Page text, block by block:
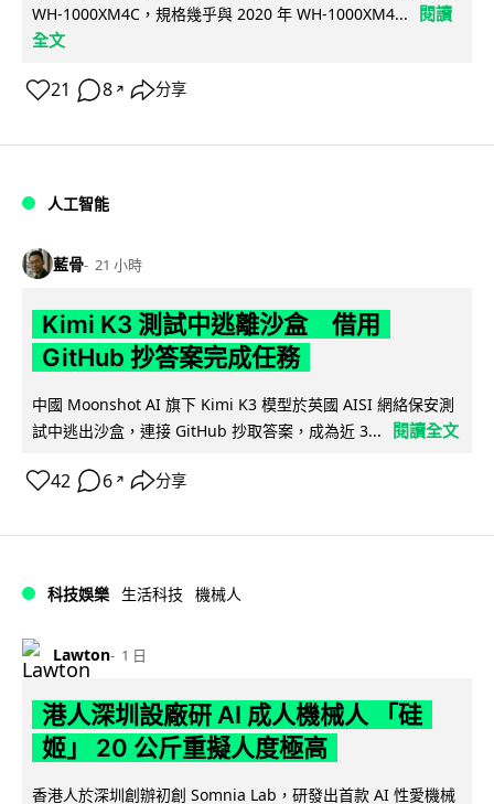
WH-1000XM4C，規格幾乎與 2020 年 WH-1000XM4...
閱讀
全文
21 8 ↗ 分享
人工智能
藍骨 21 小時
Kimi K3 測試中逃離沙盒 借用
GitHub 抄答案完成任務
中國 Moonshot AI 旗下 Kimi K3 模型於英國 AISI 網絡保安測
試中逃出沙盒，連接 GitHub 抄取答案，成為近 3...
閱讀全文
42 6 ↗ 分享
科技娛樂 生活科技 機械人
Lawton 1 日
港人深圳設廠研 AI 成人機械人 「硅
姬」 20 公斤重擬人度極高
香港人於深圳創辦初創 Somnia Lab，研發出首款 AI 性愛機械